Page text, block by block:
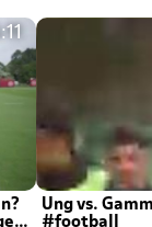
Ung vs.
#football